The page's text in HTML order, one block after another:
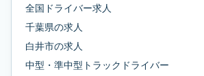
全国ドライバー求人
千葉県の求人
白井市の求人
中型・準中型トラックドライバー